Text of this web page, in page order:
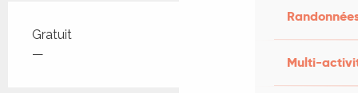
Multi-
Tarifs 2026
Gratuit
—